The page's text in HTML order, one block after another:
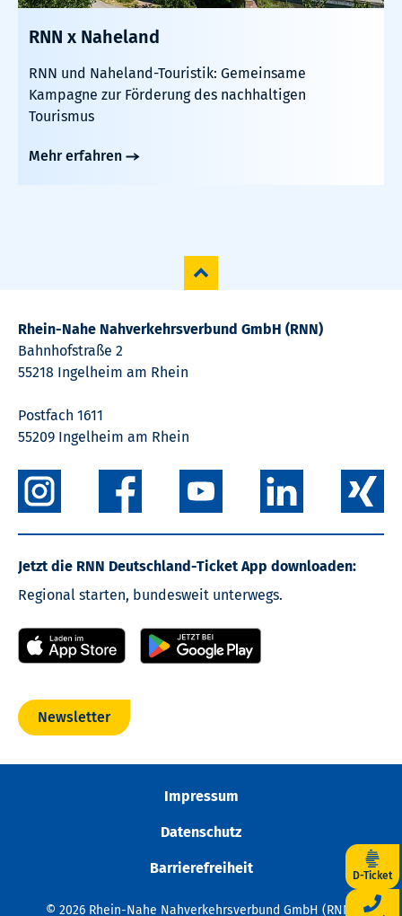
D-Ticket
RNN x Naheland
RNN und Naheland-Touristik: Gemeinsame
Kampagne zur Förderung des nachhaltigen
Tourismus
Mehr erfahren
Rhein-Nahe Nahverkehrsverbund GmbH (RNN)
Bahnhofstraße 2
55218 Ingelheim am Rhein
Postfach 1611
55209 Ingelheim am Rhein
Jetzt die RNN Deutschland-Ticket App downloaden:
Regional starten, bundesweit unterwegs.
Newsletter
Impressum
Datenschutz
Barrierefreiheit
© 2026 Rhein-Nahe Nahverkehrsverbund GmbH (RNN)